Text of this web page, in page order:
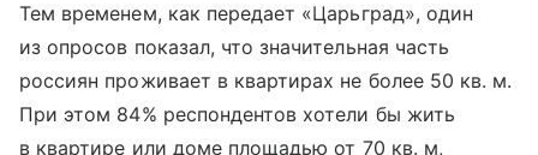
Тем временем, как передает «Царьград», один
из опросов показал, что значительная часть
россиян проживает в квартирах не более 50 кв. м.
При этом 84% респондентов хотели бы жить
в квартире или доме площадью от 70 кв. м,